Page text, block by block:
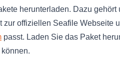
herunterladen. Dazu
zur offiziellen Seafile Webseite
passt. Laden Sie das Paket